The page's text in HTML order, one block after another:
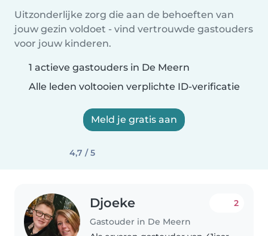
Uitzonderlijke zorg die aan de behoeften van
jouw gezin voldoet - vind vertrouwde gastouders
voor jouw kinderen.
1 actieve gastouders in De Meern
Alle leden voltooien verplichte ID-verificatie
Meld je gratis aan
4,7 / 5
Djoeke
Gastouder in De Meern
2